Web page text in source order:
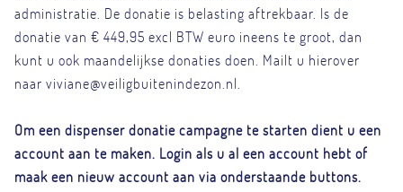
administratie. De donatie is belasting aftrekbaar. Is de
donatie van € 449,95 excl BTW euro ineens te groot, dan
kunt u ook maandelijkse donaties doen. Mailt u hierover
naar viviane@veiligbuitenindezon.nl.
Om een dispenser donatie campagne te starten dient u een
account aan te maken. Login als u al een account hebt of
maak een nieuw account aan via onderstaande buttons.